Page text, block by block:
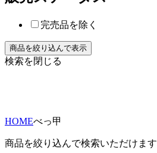
完売品を除く
検索を閉じる
HOMEべっ甲
商品を絞り込んで検索いただけます